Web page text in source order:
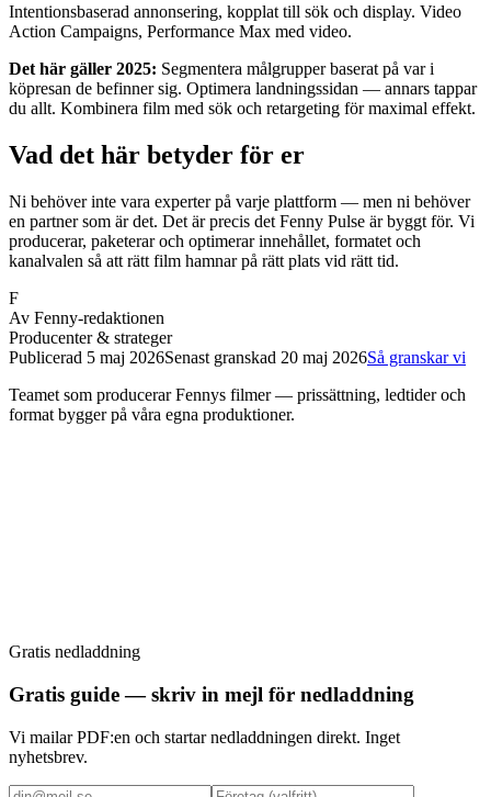
Intentionsbaserad annonsering, kopplat till sök och display. Video
Action Campaigns, Performance Max med video.
Det här gäller 2025: Segmentera målgrupper baserat på var i
köpresan de befinner sig. Optimera landningssidan — annars tappar
du allt. Kombinera film med sök och retargeting för maximal effekt.
Vad det här betyder för er
Ni behöver inte vara experter på varje plattform — men ni behöver
en partner som är det. Det är precis det Fenny Pulse är byggt för. Vi
producerar, paketerar och optimerar innehållet, formatet och
kanalvalen så att rätt film hamnar på rätt plats vid rätt tid.
F
Av Fenny-redaktionen
Producenter & strateger
Publicerad 5 maj 2026Senast granskad 20 maj 2026Så granskar vi
Teamet som producerar Fennys filmer — prissättning, ledtider och
format bygger på våra egna produktioner.
Boka strategimöte
Gratis nedladdning
Gratis guide — skriv in mejl för nedladdning
Vi mailar PDF:en och startar nedladdningen direkt. Inget
nyhetsbrev.